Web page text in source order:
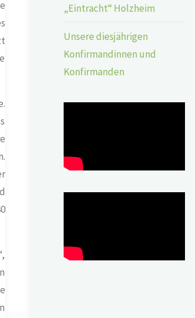
„Eintracht“ Holzheim
Unsere diesjährigen
Konfirmandinnen und
Konfirmanden